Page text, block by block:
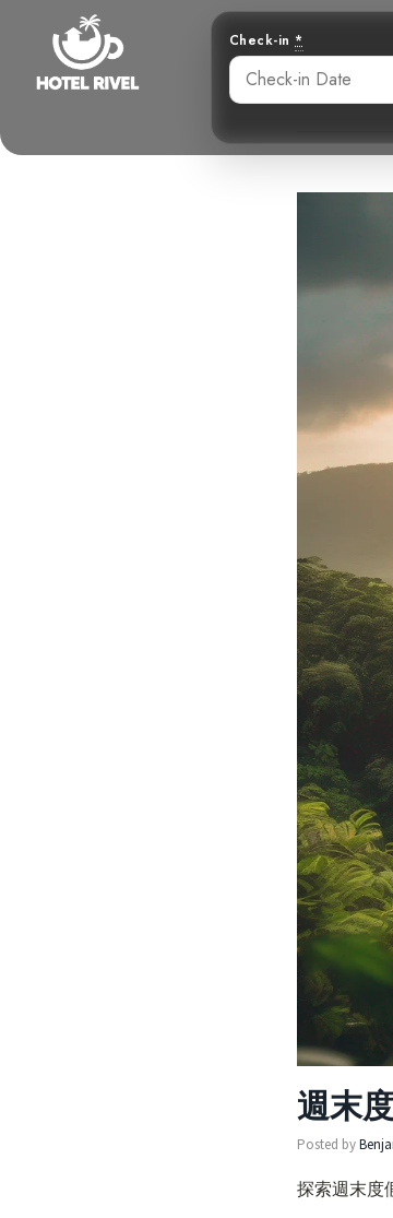
Check-in *
週末
Posted by
探索週末度